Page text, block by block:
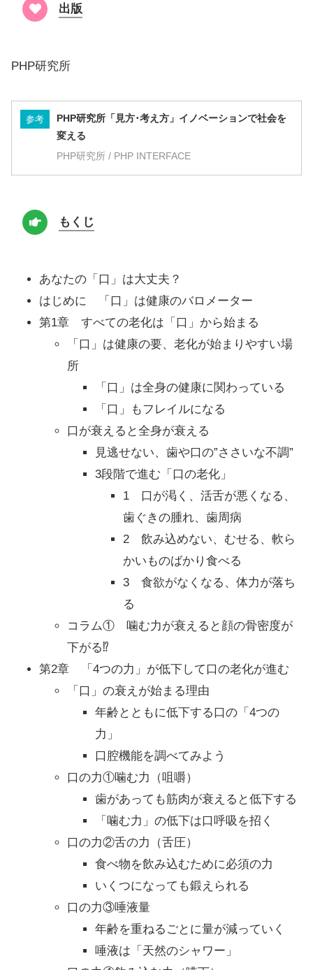
出版
PHP研究所
参考
PHP研究所「見方･考え方」イノベーションで社会を
変える
PHP研究所 / PHP INTERFACE
もくじ
あなたの「口」は大丈夫？
はじめに 「口」は健康のバロメーター
第1章 すべての老化は「口」から始まる
「口」は健康の要、老化が始まりやすい場
所
「口」は全身の健康に関わっている
「口」もフレイルになる
口が衰えると全身が衰える
見逃せない、歯や口の”ささいな不調”
3段階で進む「口の老化」
1 口が渇く、活舌が悪くなる、
歯ぐきの腫れ、歯周病
2 飲み込めない、むせる、軟ら
かいものばかり食べる
3 食欲がなくなる、体力が落ち
る
コラム① 噛む力が衰えると顔の骨密度が
下がる⁉
第2章 「4つの力」が低下して口の老化が進む
「口」の衰えが始まる理由
年齢とともに低下する口の「4つの
力」
口腔機能を調べてみよう
口の力①噛む力（咀嚼）
歯があっても筋肉が衰えると低下する
「噛む力」の低下は口呼吸を招く
口の力②舌の力（舌圧）
食べ物を飲み込むために必須の力
いくつになっても鍛えられる
口の力③唾液量
年齢を重ねるごとに量が減っていく
唾液は「天然のシャワー」